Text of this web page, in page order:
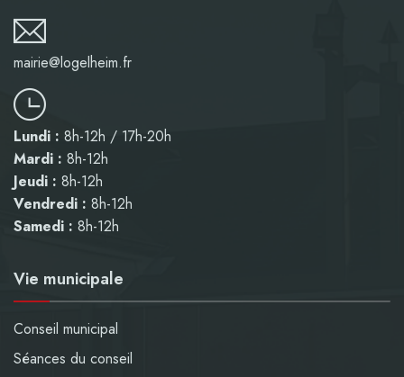
mairie@logelheim.fr
Lundi : 8h-12h / 17h-20h
Mardi : 8h-12h
Jeudi : 8h-12h
Vendredi : 8h-12h
Samedi : 8h-12h
Vie municipale
Conseil municipal
Séances du conseil